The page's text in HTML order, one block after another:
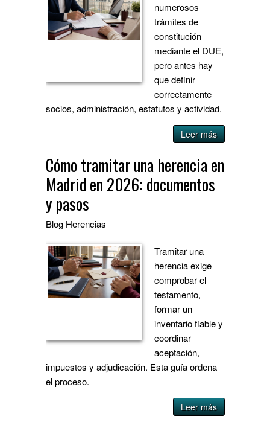
numerosos
trámites de
constitución
mediante el DUE,
pero antes hay
que definir
correctamente
socios, administración, estatutos y actividad.
Leer más
Cómo tramitar una herencia en
Madrid en 2026: documentos
y pasos
Blog Herencias
Tramitar una
herencia exige
comprobar el
testamento,
formar un
inventario fiable y
coordinar
aceptación,
impuestos y adjudicación. Esta guía ordena
el proceso.
Leer más